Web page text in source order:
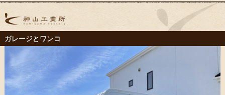
ガレージとワンコ